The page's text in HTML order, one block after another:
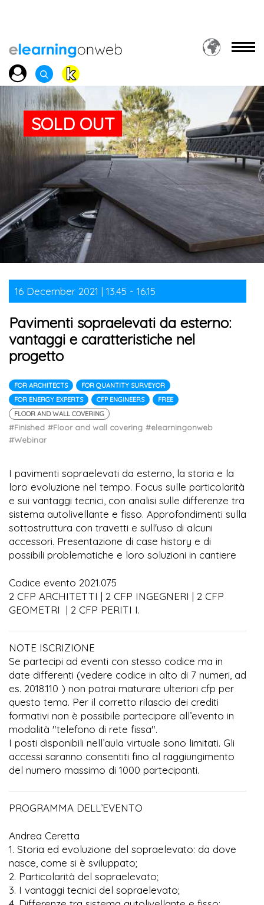
SOLD OUT
16 December 2021 | 13.45 - 16.15
Pavimenti sopraelevati da esterno:
vantaggi e caratteristiche nel
progetto
FOR ARCHITECTS
FOR QUANTITY SURVEYOR
FOR ENERGY EXPERTS
CFP ENGINEERS
FREE
FLOOR AND WALL COVERING
#Finished #Floor and wall covering #elearningonweb
#Webinar
I pavimenti sopraelevati da esterno, la storia e la
loro evoluzione nel tempo. Focus sulle particolarità
e sui vantaggi tecnici, con analisi sulle differenze tra
sistema autolivellante e fisso. Approfondimenti sulla
sottostruttura con travetti e sull'uso di alcuni
accessori. Presentazione di case history e di
possibili problematiche e loro soluzioni in cantiere
Codice evento 2021.075
2 CFP ARCHITETTI | 2 CFP INGEGNERI | 2 CFP
GEOMETRI | 2 CFP PERITI I.
NOTE ISCRIZIONE
Se partecipi ad eventi con stesso codice ma in
date differenti (vedere codice in alto di 7 numeri, ad
es. 2018.110 ) non potrai maturare ulteriori cfp per
questo tema. Per il corretto rilascio dei crediti
formativi non è possibile partecipare all’evento in
modalità "telefono di rete fissa".
I posti disponibili nell’aula virtuale sono limitati. Gli
accessi saranno consentiti fino al raggiungimento
del numero massimo di 1000 partecipanti.
PROGRAMMA DELL’EVENTO
Andrea Ceretta
1. Storia ed evoluzione del sopraelevato: da dove
nasce, come si è sviluppato;
2. Particolarità del sopraelevato;
3. I vantaggi tecnici del sopraelevato;